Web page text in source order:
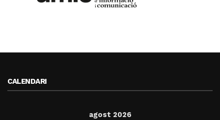
CALENDARI
agost 2026